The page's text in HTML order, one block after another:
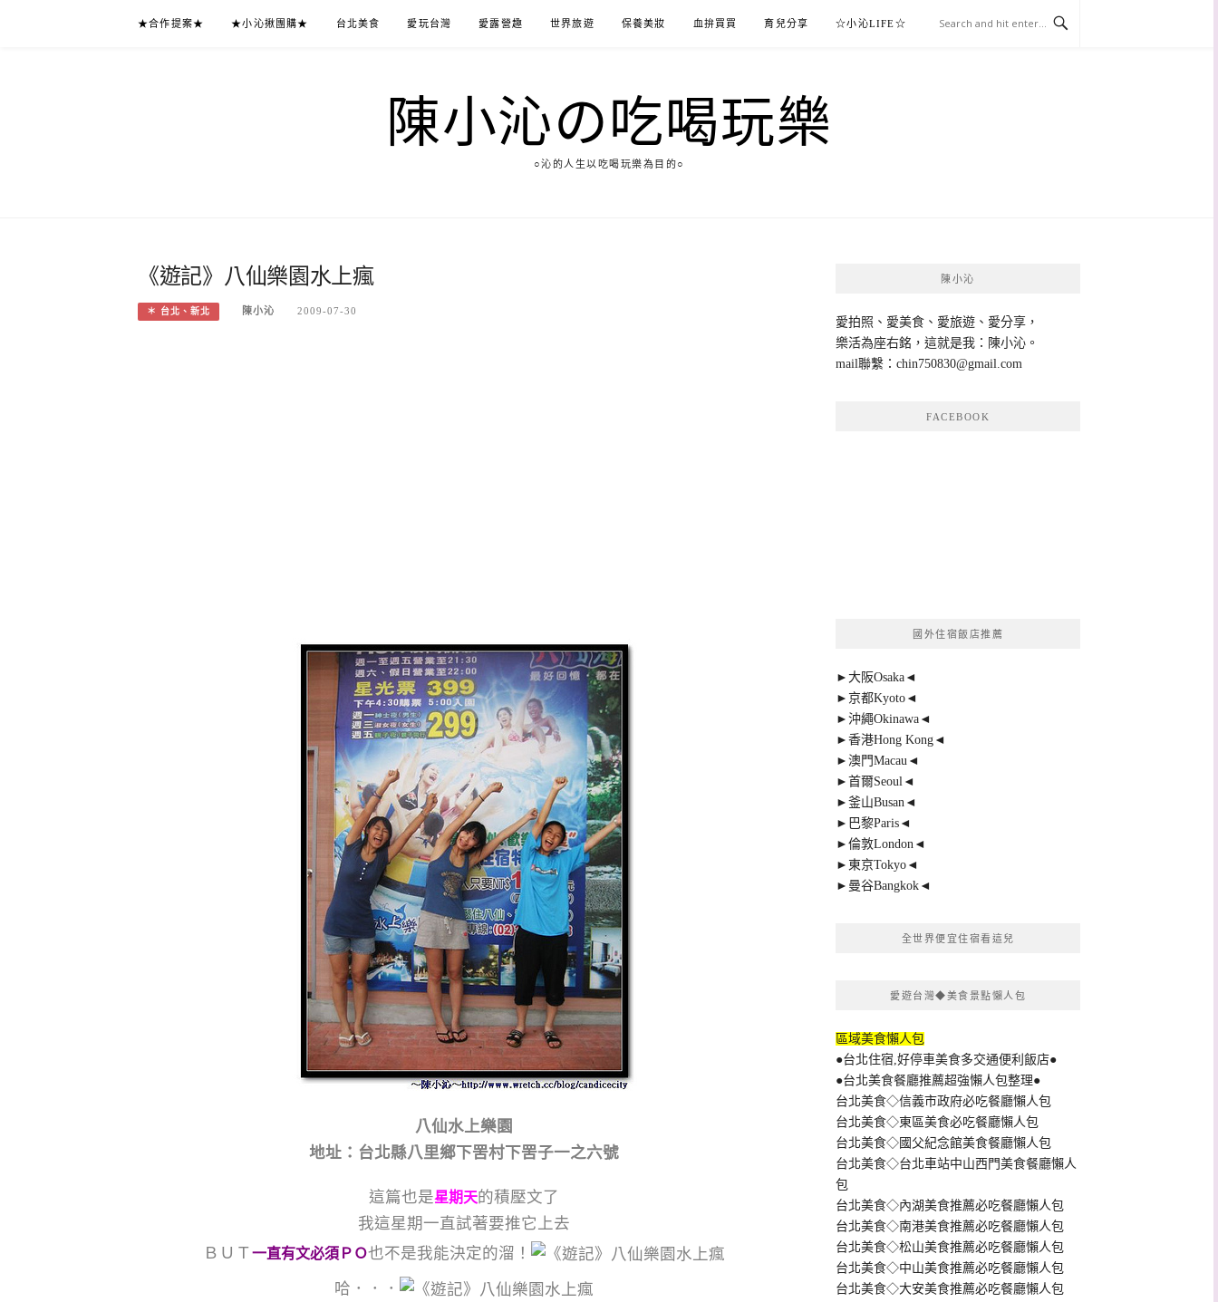
★合作提案★ ★小沁揪團購★ 台北美食 愛玩台灣 愛露營趣 世界旅遊 保養美妝 血拚買買 育兒分享 ☆小沁LIFE☆
陳小沁の吃喝玩樂
○沁的人生以吃喝玩樂為目的○
《遊記》八仙樂園水上瘋
＊ 台北、新北 陳小沁 2009-07-30
八仙水上樂園
地址：台北縣八里鄉下罟村下罟子一之六號
這篇也是星期天的積壓文了
我這星期一直試著要推它上去
ＢＵＴ一直有文必須ＰＯ也不是我能決定的溜！
哈．．．
陳小沁
愛拍照、愛美食、愛旅遊、愛分享，
樂活為座右銘，這就是我：陳小沁。
mail聯繫： chin750830@gmail.com
FACEBOOK
國外住宿飯店推薦
►大阪Osaka◄
►京都Kyoto◄
►沖繩Okinawa◄
►香港Hong Kong◄
►澳門Macau◄
►首爾Seoul◄
►釜山Busan◄
►巴黎Paris◄
►倫敦London◄
►東京Tokyo◄
►曼谷Bangkok◄
全世界便宜住宿看這兒
愛遊台灣◆美食景點懶人包
區域美食懶人包
●台北住宿,好停車美食多交通便利飯店●
●台北美食餐廳推薦超強懶人包整理●
台北美食◇信義市政府必吃餐廳懶人包
台北美食◇東區美食必吃餐廳懶人包
台北美食◇國父紀念館美食餐廳懶人包
台北美食◇台北車站中山西門美食餐廳懶人
包
台北美食◇內湖美食推薦必吃餐廳懶人包
台北美食◇南港美食推薦必吃餐廳懶人包
台北美食◇松山美食推薦必吃餐廳懶人包
台北美食◇中山美食推薦必吃餐廳懶人包
台北美食◇大安美食推薦必吃餐廳懶人包